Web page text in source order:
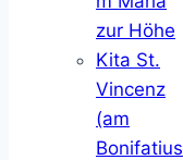
zur Höhe
Kita St.
Vincenz
(am
Bonifatius